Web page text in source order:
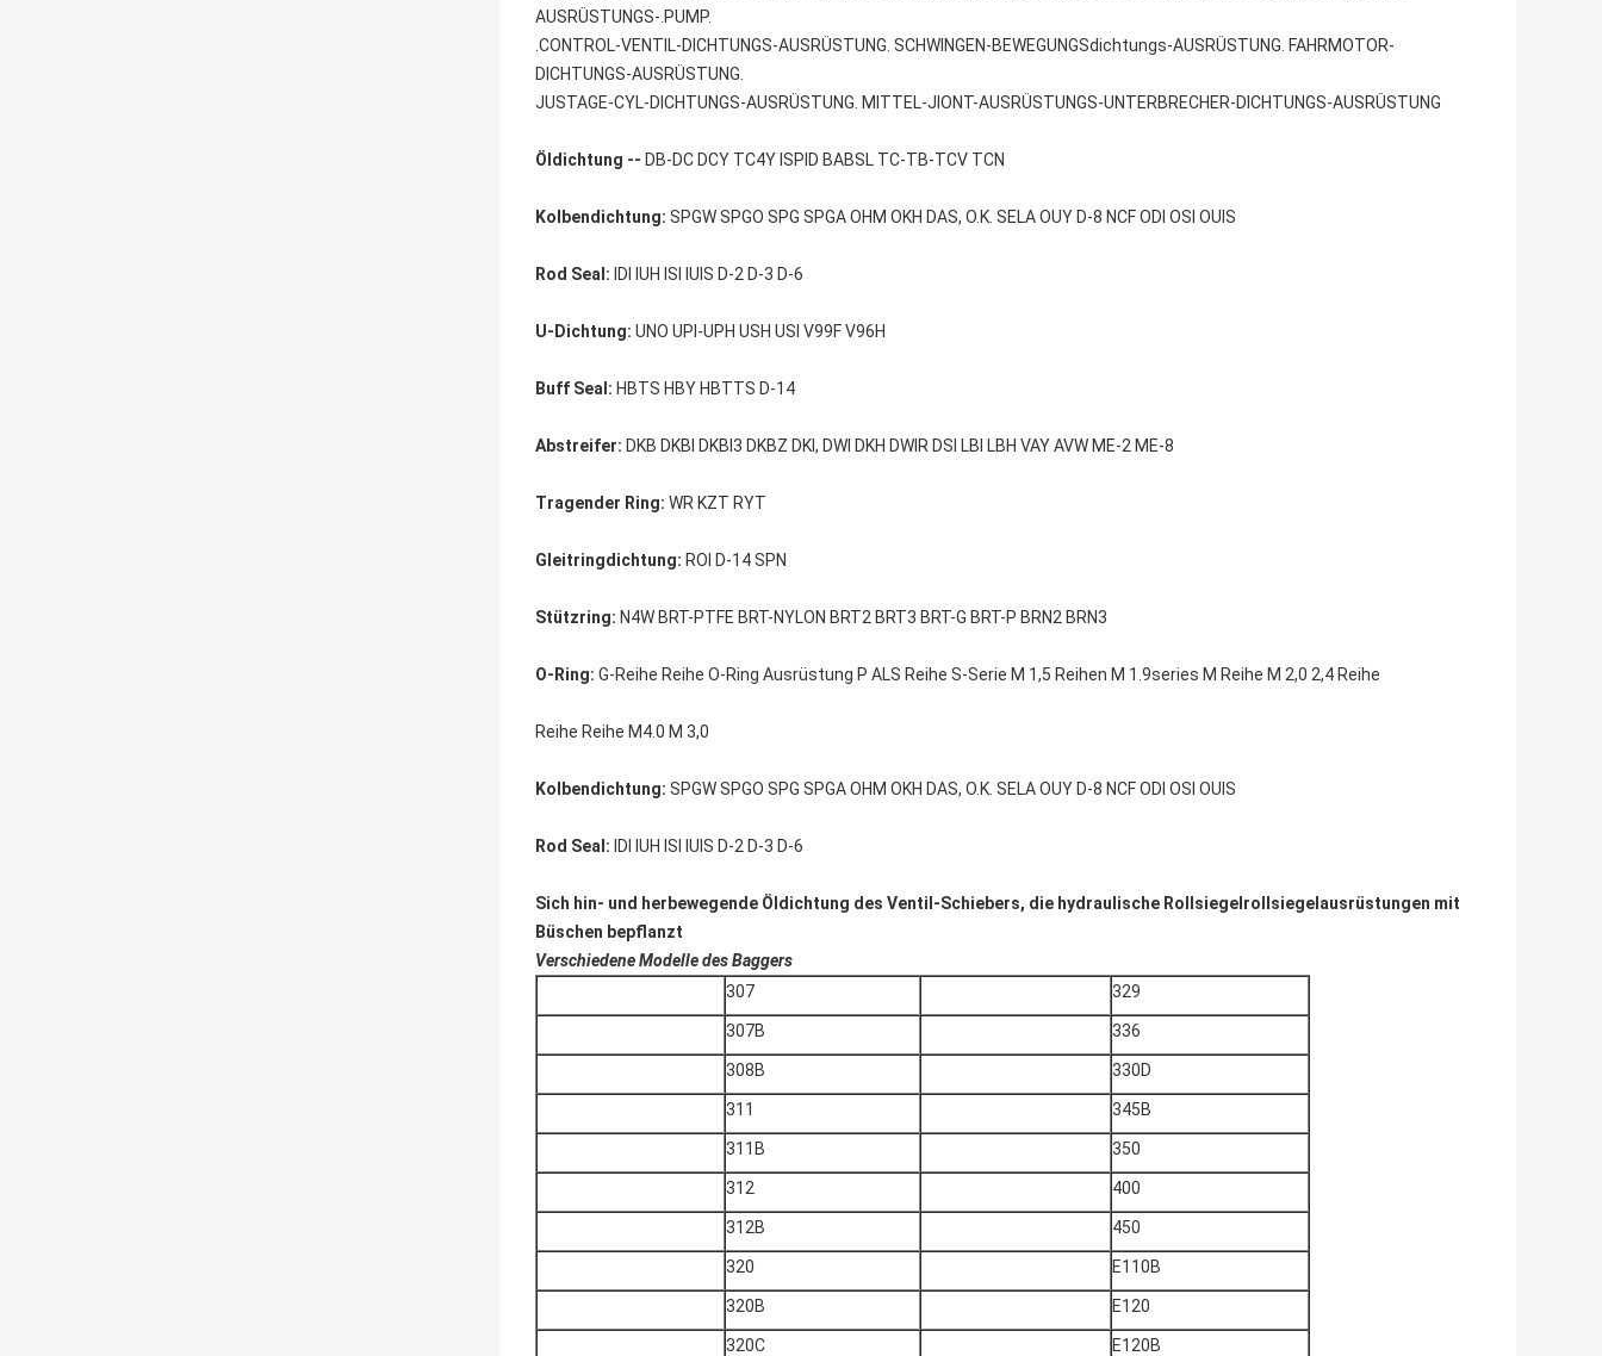
AUSRÜSTUNGS-.PUMP.
.CONTROL-VENTIL-DICHTUNGS-AUSRÜSTUNG. SCHWINGEN-BEWEGUNGSdichtungs-AUSRÜSTUNG. FAHRMOTOR-
DICHTUNGS-AUSRÜSTUNG.
JUSTAGE-CYL-DICHTUNGS-AUSRÜSTUNG. MITTEL-JIONT-AUSRÜSTUNGS-UNTERBRECHER-DICHTUNGS-AUSRÜSTUNG
Öldichtung -- DB-DC DCY TC4Y ISPID BABSL TC-TB-TCV TCN
Kolbendichtung: SPGW SPGO SPG SPGA OHM OKH DAS, O.K. SELA OUY D-8 NCF ODI OSI OUIS
Rod Seal: IDI IUH ISI IUIS D-2 D-3 D-6
U-Dichtung: UNO UPI-UPH USH USI V99F V96H
Buff Seal: HBTS HBY HBTTS D-14
Abstreifer: DKB DKBI DKBI3 DKBZ DKI, DWI DKH DWIR DSI LBI LBH VAY AVW ME-2 ME-8
Tragender Ring: WR KZT RYT
Gleitringdichtung: ROI D-14 SPN
Stützring: N4W BRT-PTFE BRT-NYLON BRT2 BRT3 BRT-G BRT-P BRN2 BRN3
O-Ring: G-Reihe Reihe O-Ring Ausrüstung P ALS Reihe S-Serie M 1,5 Reihen M 1.9series M Reihe M 2,0 2,4 Reihe
Reihe Reihe M4.0 M 3,0
Kolbendichtung: SPGW SPGO SPG SPGA OHM OKH DAS, O.K. SELA OUY D-8 NCF ODI OSI OUIS
Rod Seal: IDI IUH ISI IUIS D-2 D-3 D-6
Sich hin- und herbewegende Öldichtung des Ventil-Schiebers, die hydraulische Rollsiegelrollsiegelausrüstungen mit
Büschen bepflanzt
Verschiedene Modelle des Baggers
307
329
307B 336
308B 330D
311 345B
311B 350
312 400
312B 450
320 E110B
320B E120
320C E120B